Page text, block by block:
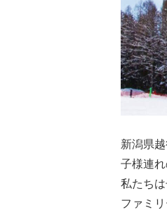
新潟県
子様連
私たち
ファミ